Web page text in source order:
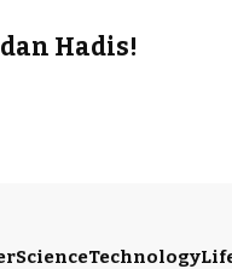
Hadis!
ScienceTechnology